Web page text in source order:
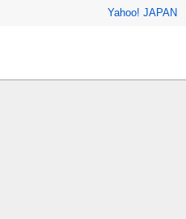
Yahoo! JAPAN